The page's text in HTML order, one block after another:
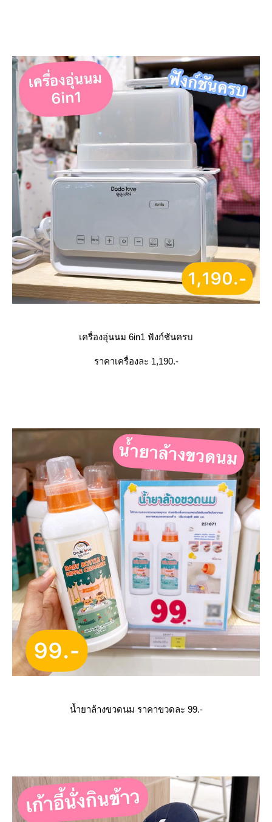
เครื่องอุ่นนม 6in1 ฟังก์ชันครบ
ราคาเครื่องละ 1,190.-
น้ำยาล้างขวดนม ราคาขวดละ 99.-